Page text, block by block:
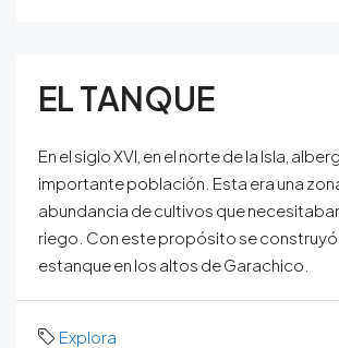
EL TANQUE
En el siglo XVI, en el norte de la Isla,
importante población. Esta era una
abundancia de cultivos que
riego. Con este propósito se construyó
estanque en los altos de Garachico.
Explora